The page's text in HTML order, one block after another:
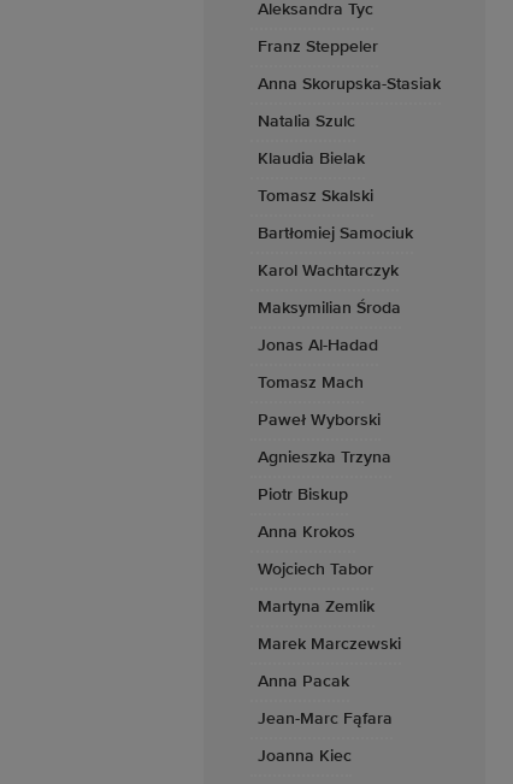
Aleksandra Tyc
Franz Steppeler
Anna Skorupska-Stasiak
Natalia Szulc
Klaudia Bielak
Tomasz Skalski
Bartłomiej Samociuk
Karol Wachtarczyk
Maksymilian Środa
Jonas Al-Hadad
Tomasz Mach
Paweł Wyborski
Agnieszka Trzyna
Piotr Biskup
Anna Krokos
Wojciech Tabor
Martyna Zemlik
Marek Marczewski
Anna Pacak
Jean-Marc Fąfara
Joanna Kiec